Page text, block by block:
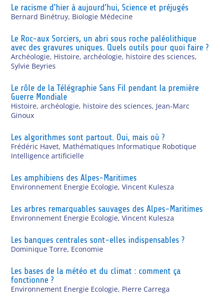
Le racisme d’hier à aujourd’hui, Science et préjugés
Bernard Binétruy, Biologie Médecine
Le Roc-aux Sorciers, un abri sous roche paléolithique
avec des gravures uniques. Quels outils pour quoi faire ?
Archéologie, Histoire, archéologie, histoire des sciences,
Sylvie Beyries
Le rôle de la Télégraphie Sans Fil pendant la première
Guerre Mondiale
Histoire, archéologie, histoire des sciences, Jean-Marc
Ginoux
Les algorithmes sont partout. Oui, mais où ?
Frédéric Havet, Mathématiques Informatique Robotique
Intelligence artificielle
Les amphibiens des Alpes-Maritimes
Environnement Energie Ecologie,Vincent Kulesza
Les arbres remarquables sauvages des Alpes-Maritimes
Environnement Energie Ecologie,Vincent Kulesza
Les banques centrales sont-elles indispensables ?
Dominique Torre, Economie
Les bases de la météo et du climat : comment ça
fonctionne ?
Environnement Energie Ecologie, Pierre Carrega